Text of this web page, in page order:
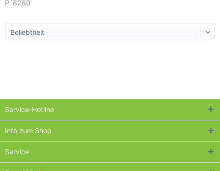
P´8260
Service-Hotline
Info zum Shop
Service